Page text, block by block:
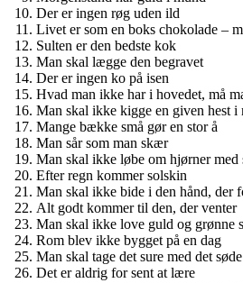
Der er ingen røg uden ild
Livet er som en boks chokolade –
Sulten er den bedste kok
Man skal lægge den begravet
Der er ingen ko på isen
Hvad man ikke har i hovedet, må
Man skal ikke kigge en given hest i
Mange bække små gør en stor å
Man sår som man skær
Man skal ikke løbe om hjørner med
Efter regn kommer solskin
Man skal ikke bide i den hånd, der
Alt godt kommer til den, der venter
Man skal ikke love guld og grønne
Rom blev ikke bygget på en dag
Man skal tage det sure med det søde
Det er aldrig for sent at lære